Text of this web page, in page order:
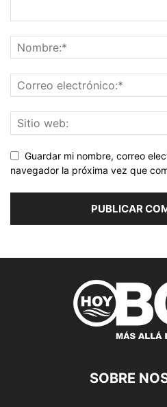
Guardar mi nombre, correo
navegador la próxima vez que
SOBRE